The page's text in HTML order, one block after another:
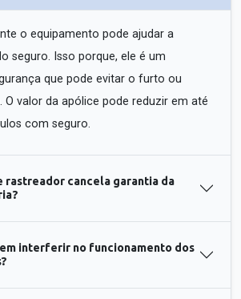
o equipamento pode ajudar a
seguro. Isso porque, ele é um
que pode evitar o furto ou
O valor da apólice pode reduzir em até
com seguro.
rastreador cancela garantia da
interferir no funcionamento dos